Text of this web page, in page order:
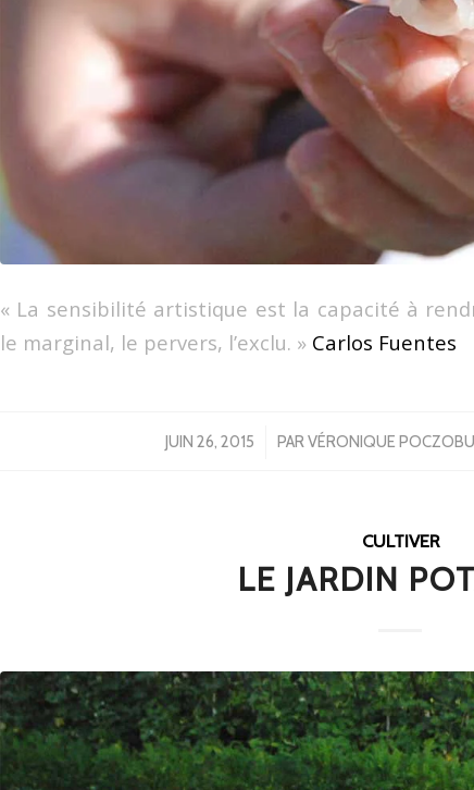
« La sensibilité artistique est la capacité à
le marginal, le pervers, l’exclu. » Carlos Fuentes
JUIN 26, 2015
/ PARVÉRONIQUE
CULTIVER
LE JARDIN